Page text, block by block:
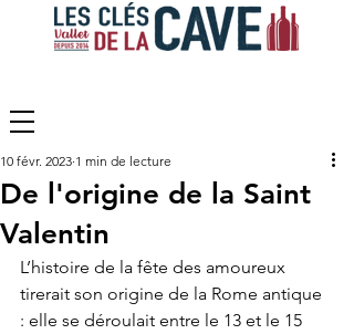
De l'origine de la Saint
Valentin
10 févr. 2023 1 min de lecture
L’histoire de la fête des amoureux
tirerait son origine de la Rome antique
: elle se déroulait entre le 13 et le 15